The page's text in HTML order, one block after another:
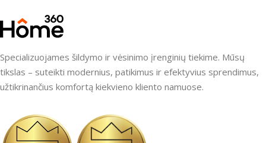
Specializuojames šildymo ir vėsinimo įrenginių tiekime. Mūsų
tikslas – suteikti modernius, patikimus ir efektyvius sprendimus,
užtikrinančius komfortą kiekvieno kliento namuose.